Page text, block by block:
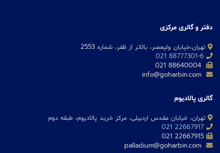
دفتر و گالری مرکزی
تهران،خیابان ولیعصر، بالاتر از ظفر، شماره 2553
88777301-6 021
گالری پالادیوم
تهران، خیابان مقدس اردبیلی، مرکز خرید پالادیوم، طبقه دوم
22667917 021